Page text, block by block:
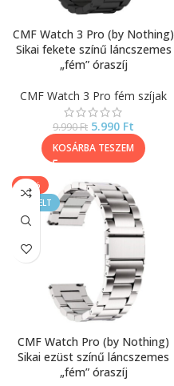
CMF Watch 3 Pro (by Nothing)
Sikai fekete színű láncszemes
„fém” óraszíj
CMF Watch 3 Pro fém szíjak
9.990Ft 5.990 Ft
KOSÁRBA TESZEM
-40%
KIEMELT
CMF Watch Pro (by Nothing)
Sikai ezüst színű láncszemes
„fém” óraszíj